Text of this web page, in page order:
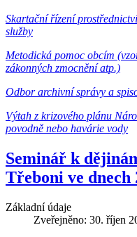
Skartační řízení
služby
Metodická pomoc obcím
zákonných zmocnění atp.)
Odbor archivní správy a
Výtah z krizového plánu
povodně nebo havárie vody
Seminář k
Třeboni ve dnech
Základní údaje
Zveřejněno: 30. říjen